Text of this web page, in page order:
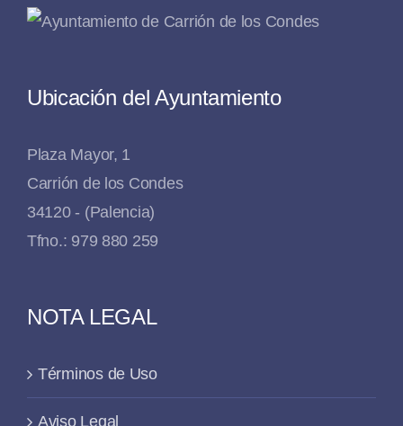
Ubicación del Ayuntamiento
Plaza Mayor, 1
Carrión de los Condes
34120 - (Palencia)
Tfno.: 979 880 259
NOTA LEGAL
Términos de Uso
Aviso Legal